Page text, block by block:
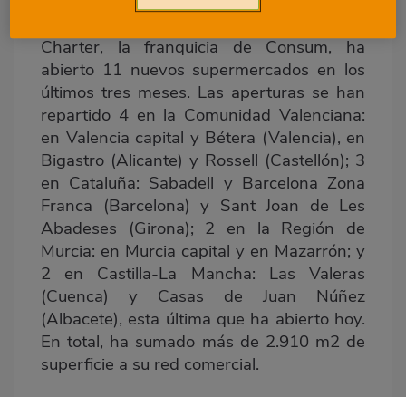
Charter, la franquicia de Consum, ha
abierto 11 nuevos supermercados en los
últimos tres meses. Las aperturas se han
repartido 4 en la Comunidad Valenciana:
en Valencia capital y Bétera (Valencia), en
Bigastro (Alicante) y Rossell (Castellón); 3
en Cataluña: Sabadell y Barcelona Zona
Franca (Barcelona) y Sant Joan de Les
Abadeses (Girona); 2 en la Región de
Murcia: en Murcia capital y en Mazarrón; y
2 en Castilla-La Mancha: Las Valeras
(Cuenca) y Casas de Juan Núñez
(Albacete), esta última que ha abierto hoy.
En total, ha sumado más de 2.910 m2 de
superficie a su red comercial.